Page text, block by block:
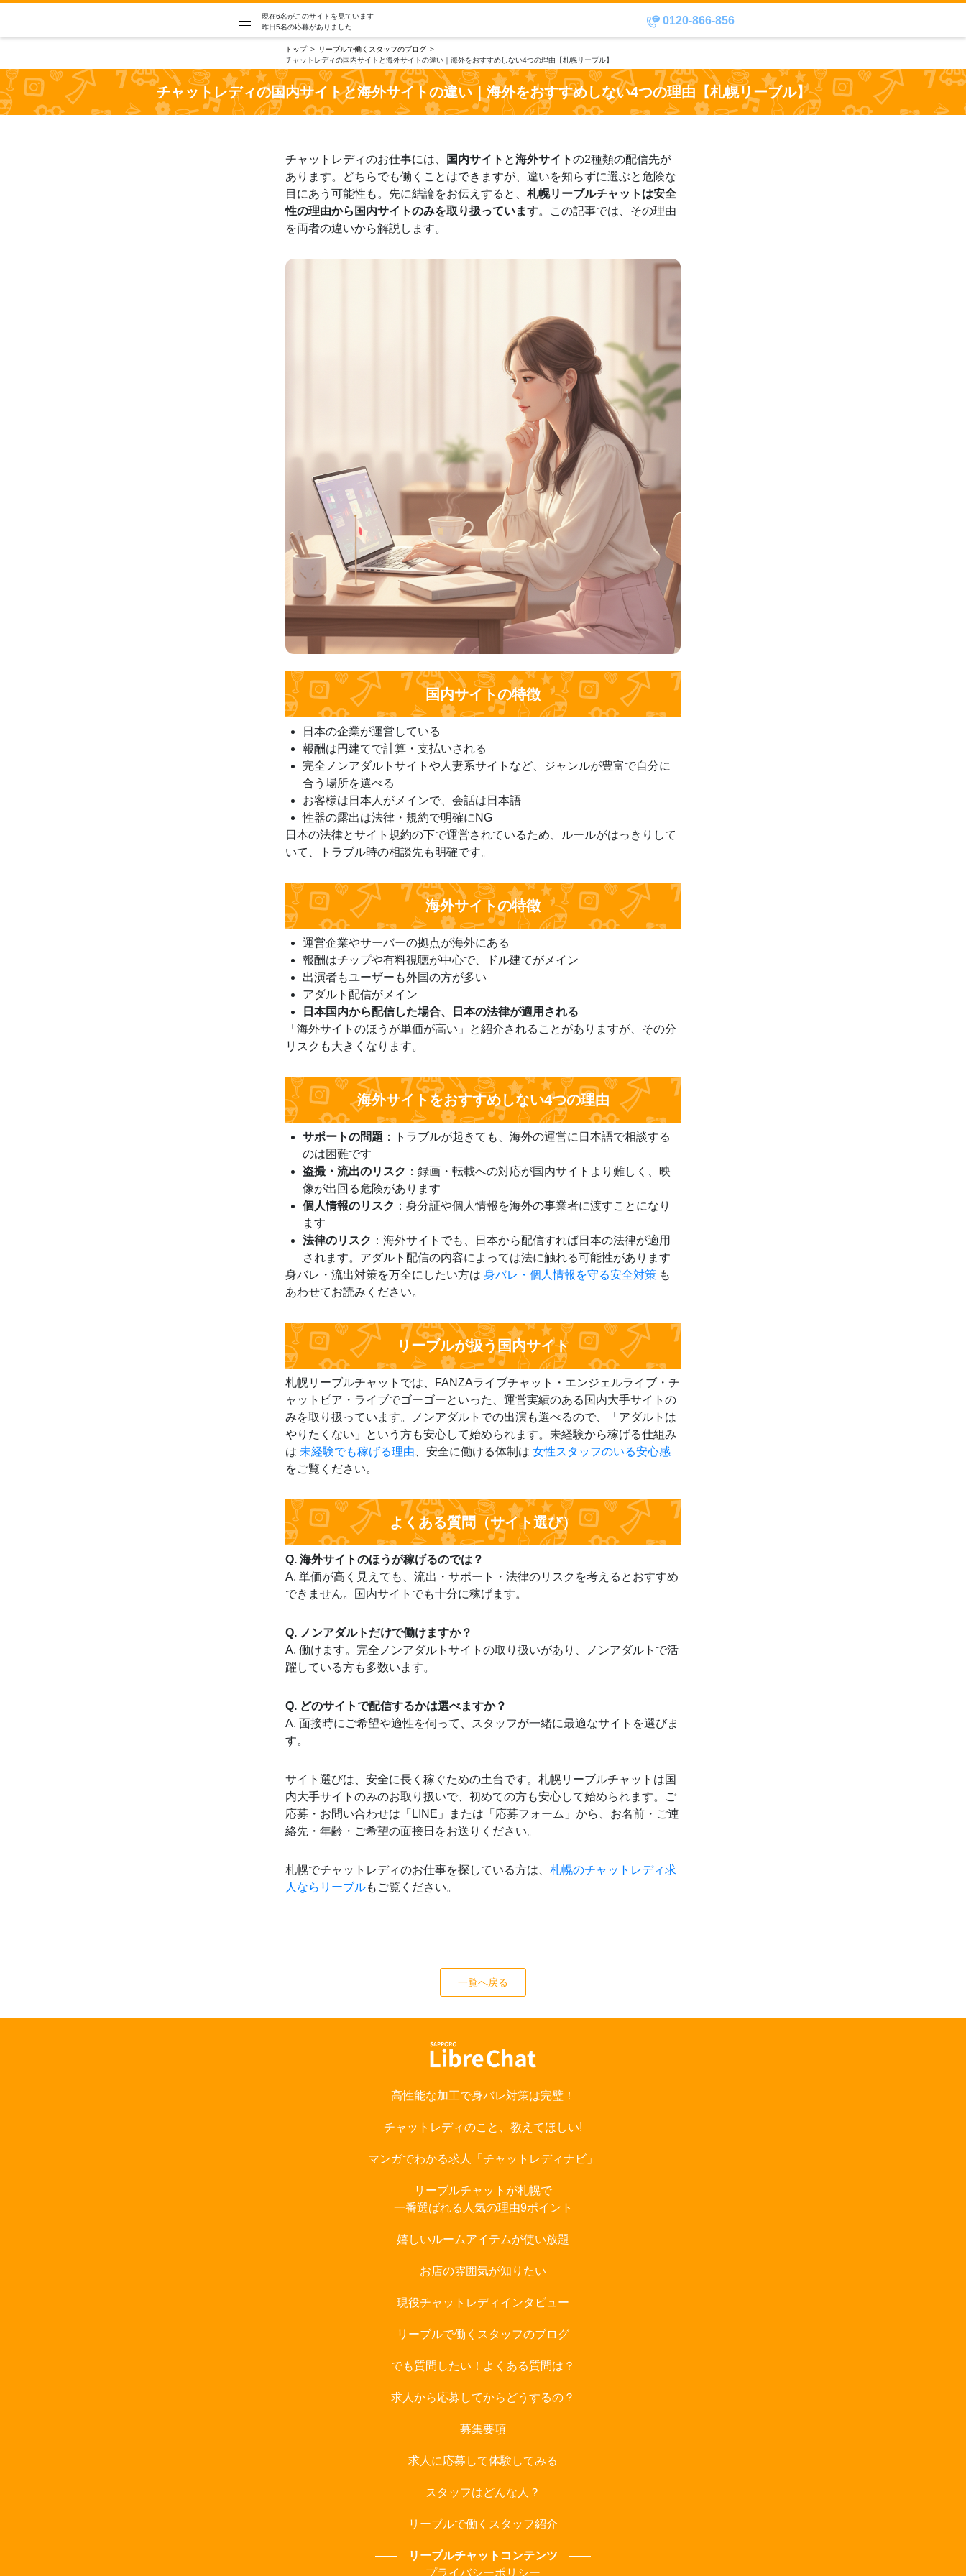
0120-866-856
現在6名がこのサイトを見ています
昨日5名の応募がありました
トップ
リーブルで働くスタッフのブログ
チャットレディの国内サイトと海外サイトの違い｜海外をおすすめしない4つの理由【札幌リーブル】
チャットレディの国内サイトと海外サイトの違い｜海外をおすすめしない4つの理由【札幌リーブル】
チャットレディのお仕事には、 国内サイト と海外サイトの2種類の配信先が
あります。どちらでも働くことはできますが、違いを知らずに選ぶと危険な
目にあう可能性も。先に結論をお伝えすると、 札幌リーブルチャットは安全
性の理由から国内サイトのみを取り扱っています。この記事では、その理由
を両者の違いから解説します。
国内サイトの特徴
日本の企業が運営している
報酬は円建てで計算・支払いされる
完全ノンアダルトサイトや人妻系サイトなど、ジャンルが豊富で自分に
合う場所を選べる
お客様は日本人がメインで、会話は日本語
性器の露出は法律・規約で明確にNG
日本の法律とサイト規約の下で運営されているため、ルールがはっきりして
いて、トラブル時の相談先も明確です。
海外サイトの特徴
運営企業やサーバーの拠点が海外にある
報酬はチップや有料視聴が中心で、ドル建てがメイン
出演者もユーザーも外国の方が多い
アダルト配信がメイン
日本国内から配信した場合、日本の法律が適用される
「海外サイトのほうが単価が高い」と紹介されることがありますが、その分
リスクも大きくなります。
海外サイトをおすすめしない4つの理由
サポートの問題 ：トラブルが起きても、海外の運営に日本語で相談する
のは困難です
盗撮・流出のリスク ：録画・転載への対応が国内サイトより難しく、映
像が出回る危険があります
個人情報のリスク ：身分証や個人情報を海外の事業者に渡すことになり
ます
法律のリスク ：海外サイトでも、日本から配信すれば日本の法律が適用
されます。アダルト配信の内容によっては法に触れる可能性があります
身バレ・流出対策を万全にしたい方は 身バレ・個人情報を守る安全対策 も
あわせてお読みください。
リーブルが扱う国内サイト
札幌リーブルチャットでは、FANZAライブチャット・エンジェルライブ・チ
ャットピア・ライブでゴーゴーといった、運営実績のある国内大手サイトの
みを取り扱っています。ノンアダルトでの出演も選べるので、「アダルトは
やりたくない」という方も安心して始められます。未経験から稼げる仕組み
は 未経験でも稼げる理由 、安全に働ける体制は 女性スタッフのいる安心感
をご覧ください。
よくある質問（サイト選び）
Q. 海外サイトのほうが稼げるのでは？
A. 単価が高く見えても、流出・サポート・法律のリスクを考えるとおすすめ
できません。国内サイトでも十分に稼げます。
Q. ノンアダルトだけで働けますか？
A. 働けます。完全ノンアダルトサイトの取り扱いがあり、ノンアダルトで活
躍している方も多数います。
Q. どのサイトで配信するかは選べますか？
A. 面接時にご希望や適性を伺って、スタッフが一緒に最適なサイトを選びま
す。
サイト選びは、安全に長く稼ぐための土台です。札幌リーブルチャットは国
内大手サイトのみのお取り扱いで、初めての方も安心して始められます。ご
応募・お問い合わせは「LINE」または「応募フォーム」から、お名前・ご連
絡先・年齢・ご希望の面接日をお送りください。
札幌でチャットレディのお仕事を探している方は、 札幌のチャットレディ求
人ならリーブルもご覧ください。
一覧へ戻る
高性能な加工で身バレ対策は完璧！
チャットレディのこと、教えてほしい!
マンガでわかる求人「チャットレディナビ」
リーブルチャットが札幌で
一番選ばれる人気の理由9ポイント
嬉しいルームアイテムが使い放題
お店の雰囲気が知りたい
現役チャットレディインタビュー
リーブルで働くスタッフのブログ
でも質問したい！よくある質問は？
求人から応募してからどうするの？
募集要項
求人に応募して体験してみる
スタッフはどんな人？
リーブルで働くスタッフ紹介
リーブルチャットコンテンツ
プライバシーポリシー